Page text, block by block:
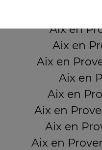
Aix en
Aix en
Aix en
Aix en
Aix en
Aix en
Aix en
Aix en